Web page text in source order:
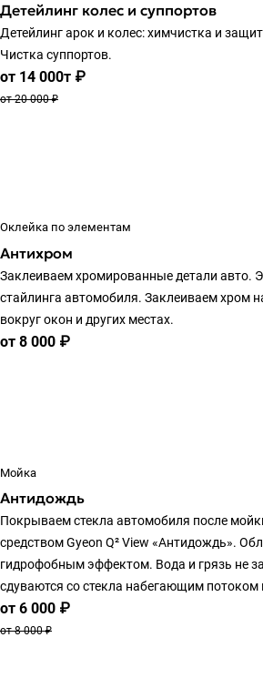
Детейлинг колес и суппортов
Детейлинг арок и колес: химчистка и
Чистка суппортов.
от 14 000т ₽
от 20 000 ₽
Оклейка по элементам
Антихром
Заклеиваем хромированные детали авто.
стайлинга автомобиля. Заклеиваем хром
вокруг окон и других местах.
от 8 000 ₽
Мойка
Антидождь
Покрываем стекла автомобиля после
средством Gyeon Q² View «Антидождь».
гидрофобным эффектом. Вода и грязь не
сдуваются со стекла набегающим потоком
от 6 000 ₽
от 8 000 ₽